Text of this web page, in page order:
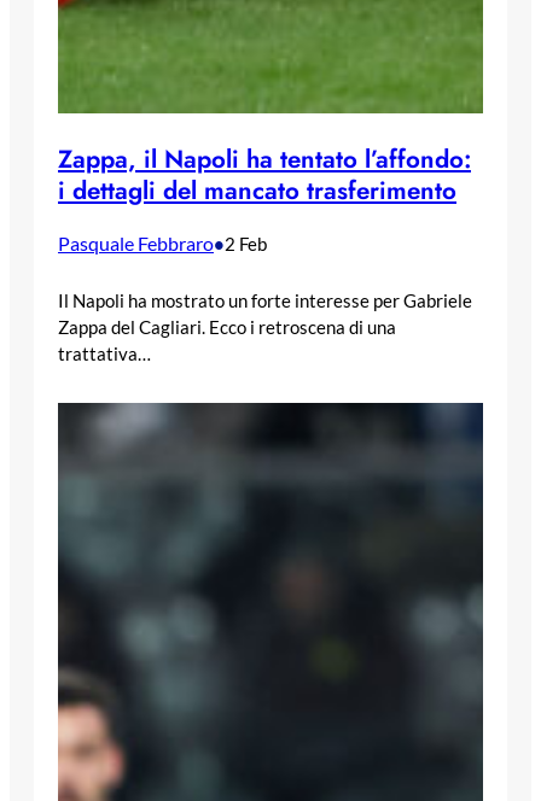
Zappa, il Napoli ha tentato l’affondo:
i dettagli del mancato trasferimento
Pasquale Febbraro•2 Feb
Il Napoli ha mostrato un forte interesse per Gabriele
Zappa del Cagliari. Ecco i retroscena di una
trattativa…